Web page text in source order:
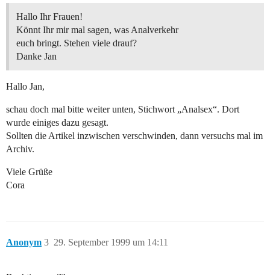
Hallo Ihr Frauen!
Könnt Ihr mir mal sagen, was Analverkehr
euch bringt. Stehen viele drauf?
Danke Jan
Hallo Jan,
schau doch mal bitte weiter unten, Stichwort „Analsex“. Dort
wurde einiges dazu gesagt.
Sollten die Artikel inzwischen verschwinden, dann versuchs mal im
Archiv.
Viele Grüße
Cora
Anonym 29. September 1999 um 14:11
3